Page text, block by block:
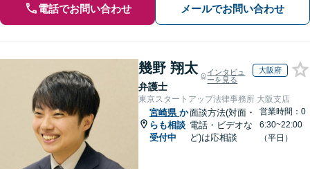
電話でお問い合わせ メールでお問い合わせ
幾野 翔太
弁護士
インタビュ
ーを見る
大阪府
東京スタートアップ法律事務所 大阪支店
宮崎県 か
らも相談
受付中
面談方法(対面・
電話・ビデオな
ど)は応相談
営業時間：0
6:30~22:00
（平日）